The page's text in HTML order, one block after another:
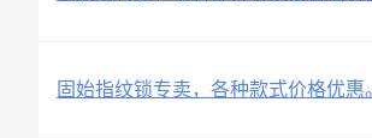
固始指纹锁专卖，各种款式价格优惠